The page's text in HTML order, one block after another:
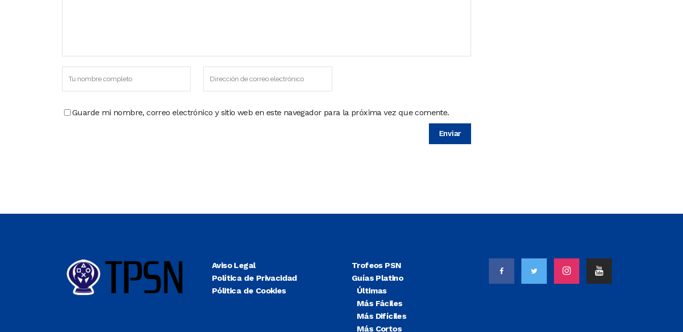
Guarde mi nombre, correo electrónico y sitio web en este navegador para la próxima vez que comente.
Aviso Legal
Política de Privacidad
Pólitica de Cookies
Trofeos PSN
Guías Platino
Últimas
Más Fáciles
Más Difíciles
Más Cortos